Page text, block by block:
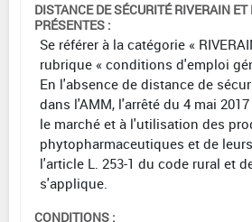
DISTANCE DE SÉCURITÉ RIVERAIN
PRÉSENTES :
Se référer à la catégorie «
rubrique « conditions d'emploi
En l'absence de distance de
dans l'AMM, l'arrêté du 4 mai
le marché et à l'utilisation des
phytopharmaceutiques et de
l'article L. 253-1 du code rural et
s'applique.
CONDITIONS :